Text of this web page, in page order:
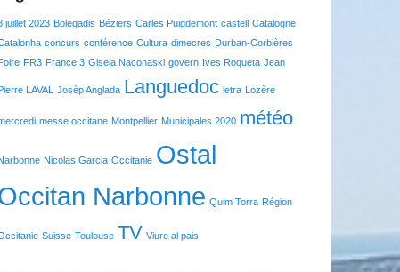
juillet 2023 Bolegadis Béziers Carles Puigdemont castell Catalogne
concurs conférence Cultura dimecres Durban-Corbières
FR3 France 3 Gisela Naconaski govern Ives Roqueta Jean
LAVAL Josèp Anglada Languedoc letra Lozère
messe occitane Montpellier Municipales 2020 météo
Nicolas Garcia Occitanie Ostal
Narbonne Quim Torra Région
Suisse Toulouse TV Viure al pais